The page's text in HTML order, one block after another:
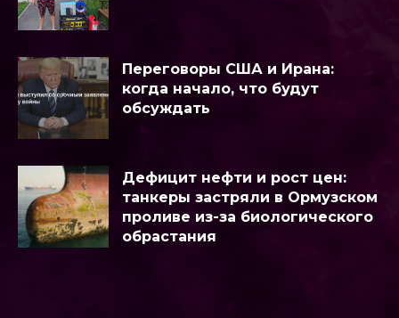
Переговоры США и Ирана:
когда начало, что будут
обсуждать
Дефицит нефти и рост цен:
танкеры застряли в Ормузском
проливе из-за биологического
обрастания